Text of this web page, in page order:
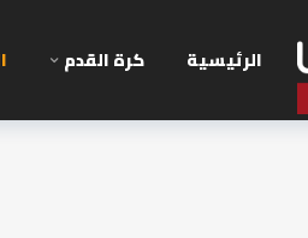
الرئيسية كرة القدم